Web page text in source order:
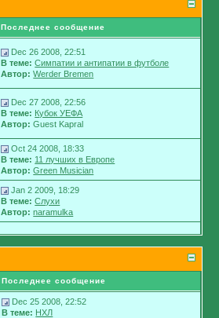
Последнее сообщение
Dec 26 2008, 22:51
В теме: Симпатии и антипатии в футболе
Автор: Werder Bremen
Dec 27 2008, 22:56
В теме: Кубок УЕФА
Автор: Guest Kapral
Oct 24 2008, 18:33
В теме: 11 лучших в Европе
Автор: Green Musician
Jan 2 2009, 18:29
В теме: Слухи
Автор: naramulka
Последнее сообщение
Dec 25 2008, 22:52
В теме: НХЛ